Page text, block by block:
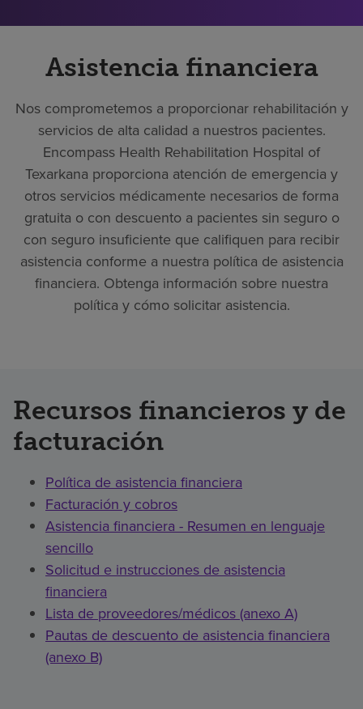
Asistencia financiera
Nos comprometemos a proporcionar rehabilitación y
servicios de alta calidad a nuestros pacientes.
Encompass Health Rehabilitation Hospital of
Texarkana proporciona atención de emergencia y
otros servicios médicamente necesarios de forma
gratuita o con descuento a pacientes sin seguro o
con seguro insuficiente que califiquen para recibir
asistencia conforme a nuestra política de asistencia
financiera. Obtenga información sobre nuestra
política y cómo solicitar asistencia.
Recursos financieros y de
facturación
Política de asistencia financiera
Facturación y cobros
Asistencia financiera - Resumen en lenguaje
sencillo
Solicitud e instrucciones de asistencia
financiera
Lista de proveedores/médicos (anexo A)
Pautas de descuento de asistencia financiera
(anexo B)